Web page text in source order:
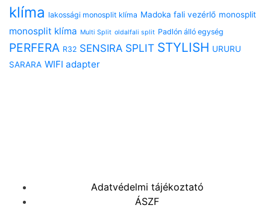
klíma lakossági monosplit klíma Madoka fali vezérlő monosplit
monosplit klíma Multi Split oldalfali split Padlón álló egység
PERFERA R32 SENSIRA SPLIT STYLISH URURU
SARARA WIFI adapter
Adatvédelmi tájékoztató
ÁSZF